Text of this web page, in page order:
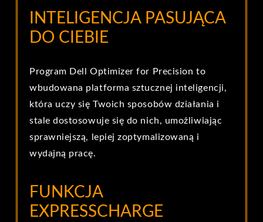
INTELIGENCJA PASUJĄCA
DO CIEBIE
Program Dell Optimizer for Precision to
wbudowana platforma sztucznej inteligencji,
która uczy się Twoich sposobów działania i
stale dostosowuje się do nich, umożliwiając
sprawniejszą, lepiej zoptymalizowaną i
wydajną pracę.
FUNKCJA
EXPRESSCHARGE